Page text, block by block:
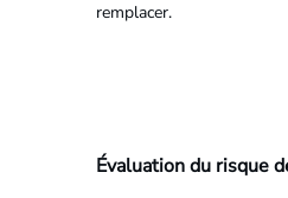
remplacer.
Évaluation du risque